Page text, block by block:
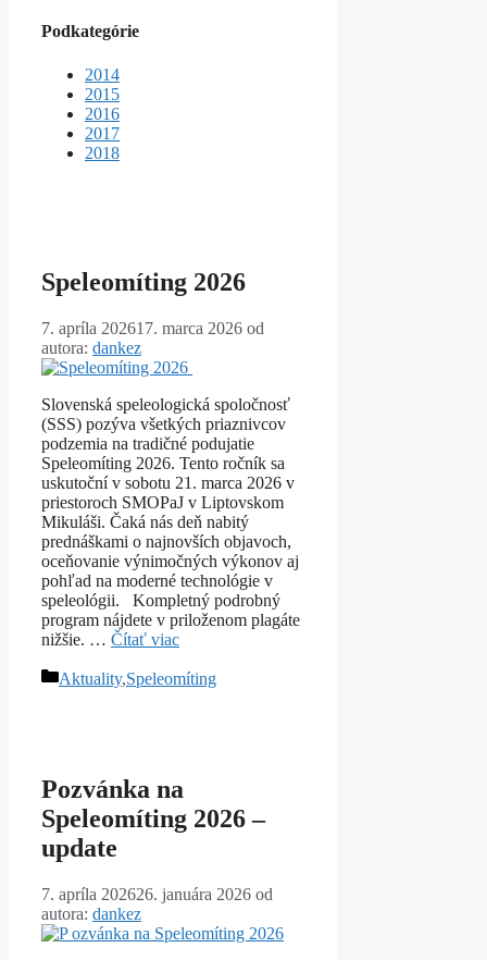
Podkategórie
2014
2015
2016
2017
2018
Speleomíting 2026
7. apríla 202617. marca 2026 od
autora: dankez
Slovenská speleologická spoločnosť
(SSS) pozýva všetkých priaznivcov
podzemia na tradičné podujatie
Speleomíting 2026. Tento ročník sa
uskutoční v sobotu 21. marca 2026 v
priestoroch SMOPaJ v Liptovskom
Mikuláši. Čaká nás deň nabitý
prednáškami o najnovších objavoch,
oceňovanie výnimočných výkonov aj
pohľad na moderné technológie v
speleológii. Kompletný podrobný
program nájdete v priloženom plagáte
nižšie. … Čítať viac
Kategórie
Aktuality,Speleomíting
Pozvánka na
Speleomíting 2026 –
update
7. apríla 202626. januára 2026 od
autora: dankez